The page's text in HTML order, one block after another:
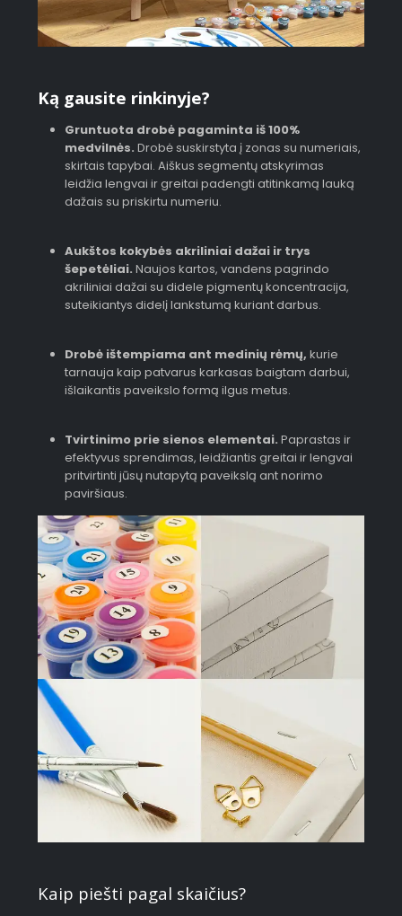
Ką gausite rinkinyje?
Gruntuota drobė pagaminta iš 100%
medvilnės. Drobė suskirstyta į zonas su numeriais,
skirtais tapybai. Aiškus segmentų atskyrimas
leidžia lengvai ir greitai padengti atitinkamą lauką
dažais su priskirtu numeriu.
Aukštos kokybės akriliniai dažai ir trys
šepetėliai. Naujos kartos, vandens pagrindo
akriliniai dažai su didele pigmentų koncentracija,
suteikiantys didelį lankstumą kuriant darbus.
Drobė ištempiama ant medinių rėmų, kurie
tarnauja kaip patvarus karkasas baigtam darbui,
išlaikantis paveikslo formą ilgus metus.
Tvirtinimo prie sienos elementai. Paprastas ir
efektyvus sprendimas, leidžiantis greitai ir lengvai
pritvirtinti jūsų nutapytą paveikslą ant norimo
paviršiaus.
Kaip piešti pagal skaičius?